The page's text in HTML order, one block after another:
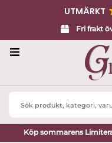
UTMÄRKT
Fri frakt
Design
Porslin
Search
Köp sommarens